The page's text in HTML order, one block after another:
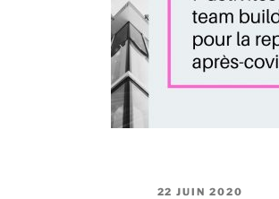
PUBLIÉ
22 JUIN 2020